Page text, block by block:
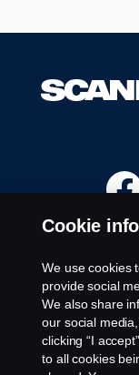
p
n
s
n
y
t
t
f
a
e
Cookie
We use cookies
provide social
We also share
our social
clicking “I
to all cookies